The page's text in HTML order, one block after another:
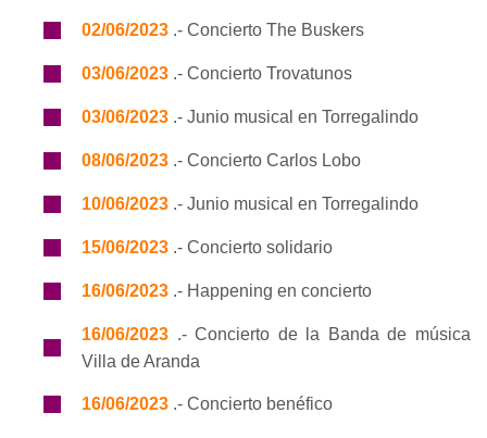
02/06/2023 .- Concierto The Buskers
03/06/2023 .- Concierto Trovatunos
03/06/2023 .- Junio musical en Torregalindo
08/06/2023 .- Concierto Carlos Lobo
10/06/2023 .- Junio musical en Torregalindo
15/06/2023 .- Concierto solidario
16/06/2023 .- Happening en concierto
16/06/2023 .- Concierto de la Banda de música
Villa de Aranda
16/06/2023 .- Concierto benéfico